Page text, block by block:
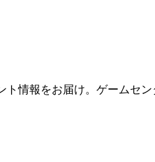
情報をお届け。ゲームセ